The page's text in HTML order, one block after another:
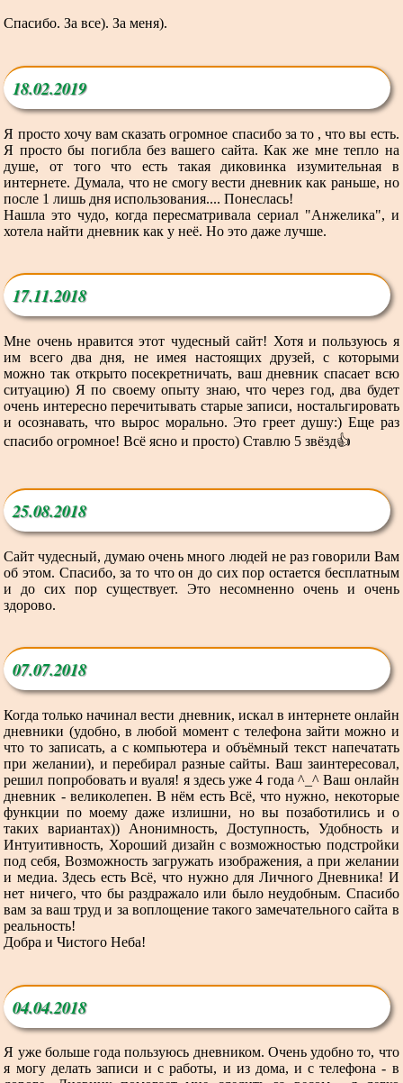
Спасибо. За все). За меня).
18.02.2019
Я просто хочу вам сказать огромное спасибо за то , что вы есть.
Я просто бы погибла без вашего сайта. Как же мне тепло на
душе, от того что есть такая диковинка изумительная в
интернете. Думала, что не смогу вести дневник как раньше, но
после 1 лишь дня использования.... Понеслась!
Нашла это чудо, когда пересматривала сериал "Анжелика", и
хотела найти дневник как у неё. Но это даже лучше.
17.11.2018
Мне очень нравится этот чудесный сайт! Хотя и пользуюсь я
им всего два дня, не имея настоящих друзей, с которыми
можно так открыто посекретничать, ваш дневник спасает всю
ситуацию) Я по своему опыту знаю, что через год, два будет
очень интересно перечитывать старые записи, ностальгировать
и осознавать, что вырос морально. Это греет душу:) Еще раз
спасибо огромное! Всё ясно и просто) Ставлю 5 звёзд👍
25.08.2018
Сайт чудесный, думаю очень много людей не раз говорили Вам
об этом. Спасибо, за то что он до сих пор остается бесплатным
и до сих пор существует. Это несомненно очень и очень
здорово.
07.07.2018
Когда только начинал вести дневник, искал в интернете онлайн
дневники (удобно, в любой момент с телефона зайти можно и
что то записать, а с компьютера и объёмный текст напечатать
при желании), и перебирал разные сайты. Ваш заинтересовал,
решил попробовать и вуаля! я здесь уже 4 года ^_^ Ваш онлайн
дневник - великолепен. В нём есть Всё, что нужно, некоторые
функции по моему даже излишни, но вы позаботились и о
таких вариантах)) Анонимность, Доступность, Удобность и
Интуитивность, Хороший дизайн с возможностью подстройки
под себя, Возможность загружать изображения, а при желании
и медиа. Здесь есть Всё, что нужно для Личного Дневника! И
нет ничего, что бы раздражало или было неудобным. Спасибо
вам за ваш труд и за воплощение такого замечательного сайта в
реальность!
Добра и Чистого Неба!
04.04.2018
Я уже больше года пользуюсь дневником. Очень удобно то, что
я могу делать записи и с работы, и из дома, и с телефона - в